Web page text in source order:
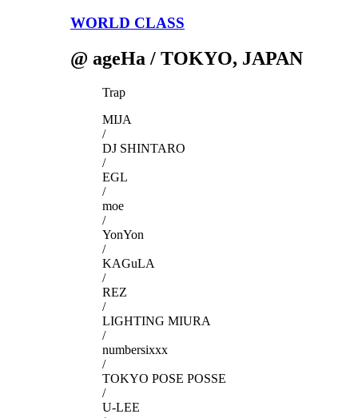
WORLD CLASS
@ ageHa / TOKYO, JAPAN
Trap
MIJA
/
DJ SHINTARO
/
EGL
/
moe
/
YonYon
/
KAGuLA
/
REZ
/
LIGHTING MIURA
/
numbersixxx
/
TOKYO POSE POSSE
/
U-LEE